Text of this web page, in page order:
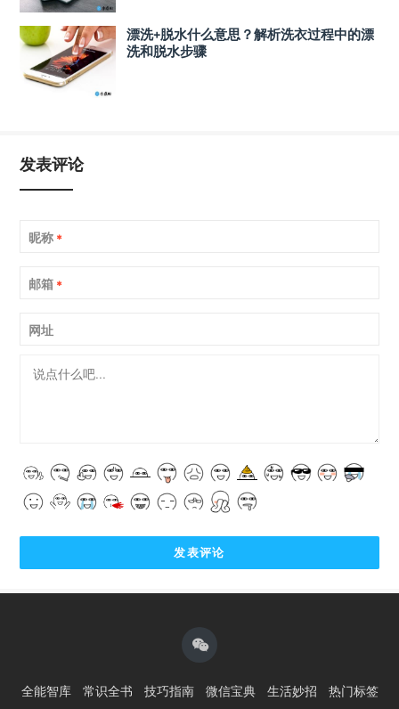
漂洗+脱水什么意思？解析洗衣过程中的漂
洗和脱水步骤
发表评论
昵称 *
邮箱 *
网址
全能智库 常识全书 技巧指南 微信宝典 生活妙招 热门标签